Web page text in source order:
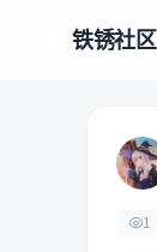
铁锈社区
1